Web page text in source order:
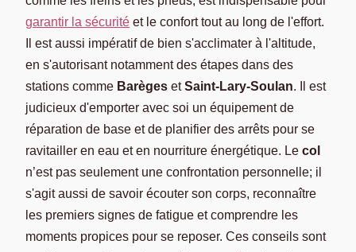
garantir la sécurité et le confort tout au long de l'effort.
Il est aussi impératif de bien s'acclimater à l'altitude,
en s'autorisant notamment des étapes dans des
stations comme Barèges etSaint-Lary-Soulan. Il est
judicieux d'emporter avec soi un équipement de
réparation de base et de planifier des arrêts pour se
ravitailler en eau et en nourriture énergétique. Le col
n’est pas seulement une confrontation personnelle; il
s'agit aussi de savoir écouter son corps, reconnaître
les premiers signes de fatigue et comprendre les
moments propices pour se reposer. Ces conseils sont